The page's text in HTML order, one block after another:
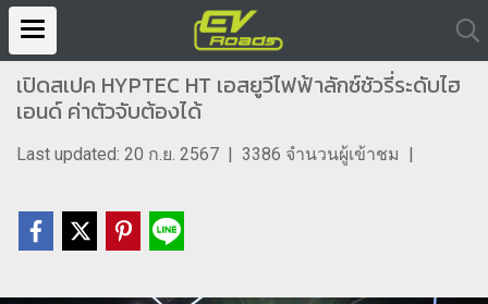
เปิดสเปค HYPTEC HT เอสยูวีไฟฟ้าลักซ์ชัวรี่ระดับไฮ
เอนด์ ค่าตัวจับต้องได้
Last updated: 20 ก.ย. 2567 | 3386 จำนวนผู้เข้าชม |